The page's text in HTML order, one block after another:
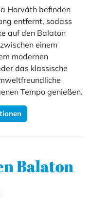
Horváth befinden
entfernt, sodass
auf den Balaton
einem
modernen
das klassische
Tempo genießen.
Balaton